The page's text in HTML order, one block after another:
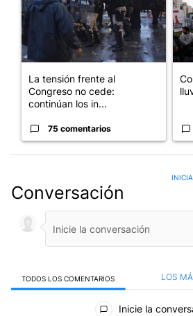
La tensión frente al
Congreso no cede:
continúan los in...
75 comentarios
Conversación
TODOS LOS COMENTARIOS LOS
Todos los comentarios
Inicie la